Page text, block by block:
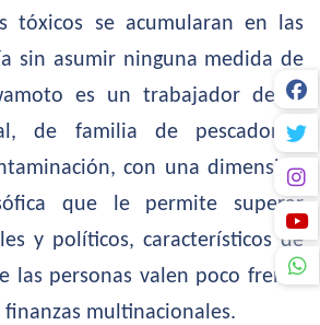
tóxicos se acumularan en las
sin asumir ninguna medida de
es un trabajador de la
de familia de pescadores,
con una dimensión
que le permite superar
y políticos, característicos de
las personas valen poco frente
multinacionales.